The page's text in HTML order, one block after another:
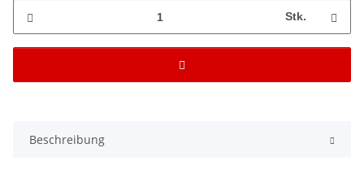
Stk.
Beschreibung